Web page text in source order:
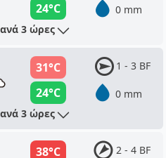
24°C
0 mm
3 ώρες
31°C
24°C
1 - 3 BF
0 mm
3 ώρες
38°C
2 - 4 BF